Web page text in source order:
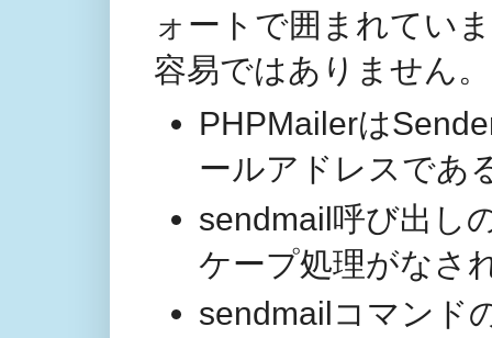
ォートで囲まれてい
容易ではありません
PHPMailerは
ールアドレスであ
sendmail呼び出し
ケープ処理がなさ
sendmailコマンド